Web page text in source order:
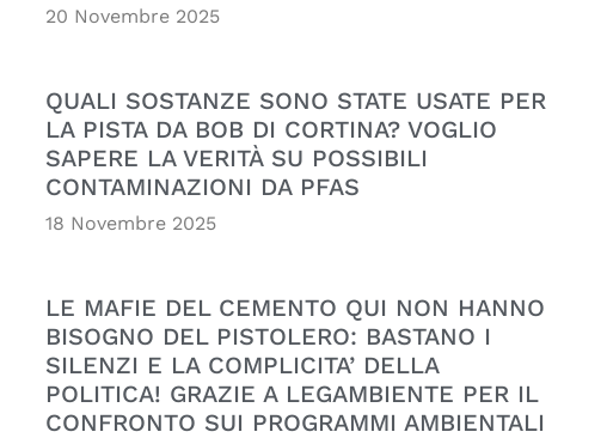
20 Novembre 2025
QUALI SOSTANZE SONO STATE USATE PER
LA PISTA DA BOB DI CORTINA? VOGLIO
SAPERE LA VERITÀ SU POSSIBILI
CONTAMINAZIONI DA PFAS
18 Novembre 2025
LE MAFIE DEL CEMENTO QUI NON HANNO
BISOGNO DEL PISTOLERO: BASTANO I
SILENZI E LA COMPLICITA’ DELLA
POLITICA! GRAZIE A LEGAMBIENTE PER IL
CONFRONTO SUI PROGRAMMI AMBIENTALI